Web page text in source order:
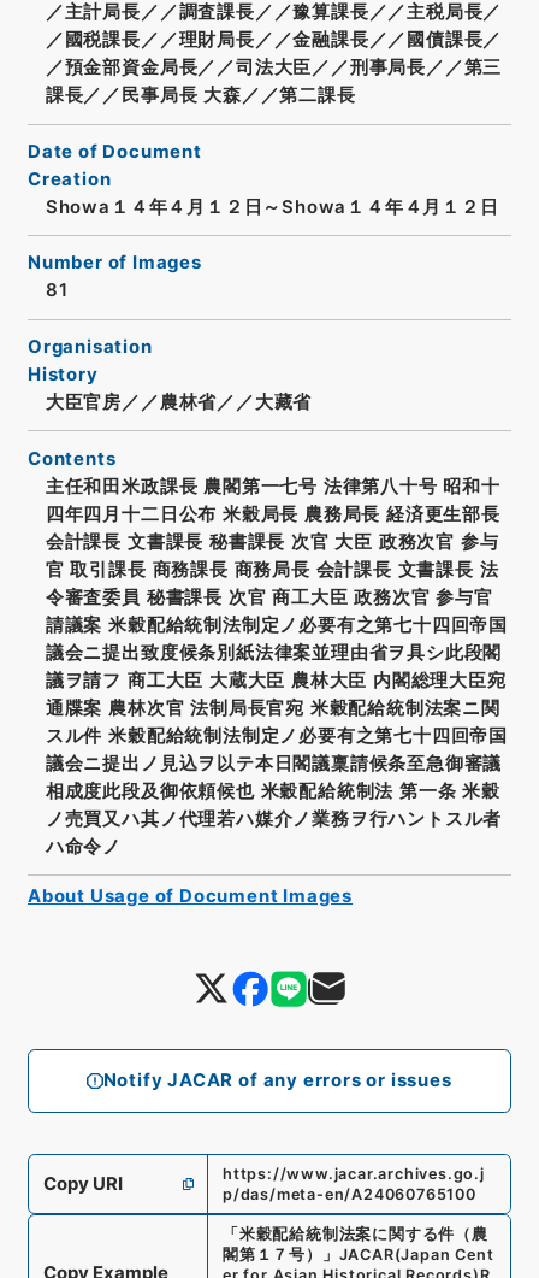
Notify JACAR of any errors or issues
／主計局長／／調査課長／／豫算課長／／主税局長／
／國税課長／／理財局長／／金融課長／／國債課長／
／預金部資金局長／／司法大臣／／刑事局長／／第三
課長／／民事局長 大森／／第二課長
Date of Document
Creation
Showa１４年４月１２日～Showa１４年４月１２日
Number of Images
81
Organisation
History
大臣官房／／農林省／／大藏省
Contents
主任和田米政課長 農閣第一七号 法律第八十号 昭和十
四年四月十二日公布 米穀局長 農務局長 経済更生部長
会計課長 文書課長 秘書課長 次官 大臣 政務次官 参与
官 取引課長 商務課長 商務局長 会計課長 文書課長 法
令審査委員 秘書課長 次官 商工大臣 政務次官 参与官
請議案 米穀配給統制法制定ノ必要有之第七十四回帝国
議会ニ提出致度候条別紙法律案並理由省ヲ具シ此段閣
議ヲ請フ 商工大臣 大蔵大臣 農林大臣 内閣総理大臣宛
通牒案 農林次官 法制局長官宛 米穀配給統制法案ニ関
スル件 米穀配給統制法制定ノ必要有之第七十四回帝国
議会ニ提出ノ見込ヲ以テ本日閣議稟請候条至急御審議
相成度此段及御依頼候也 米穀配給統制法 第一条 米穀
ノ売買又ハ其ノ代理若ハ媒介ノ業務ヲ行ハントスル者
ハ命令ノ
Copy URI
https://www.jacar.archives.go.j
p/das/meta-en/A24060765100
Copy Example
「 米穀配給統制法案に関する件（農
閣第１７号）
」 JACAR(Japan Cent
About Usage of Document Images